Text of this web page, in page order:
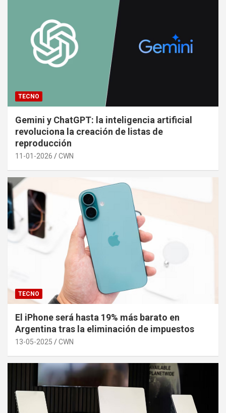
TECNO
Gemini y ChatGPT: la inteligencia artificial
revoluciona la creación de listas de
reproducción
11-01-2026 CWN
TECNO
El iPhone será hasta 19% más barato en
Argentina tras la eliminación de impuestos
13-05-2025 CWN